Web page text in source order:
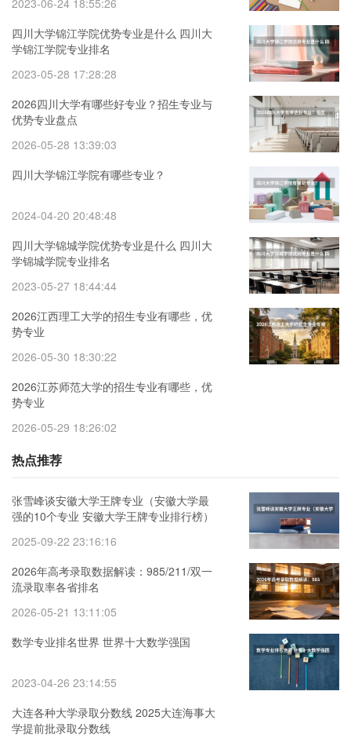
2023-06-24 18:55:26
四川大学锦江学院优势专业是什么 四川大
学锦江学院专业排名
2023-05-28 17:28:28
2026四川大学有哪些好专业？招生专业与
优势专业盘点
2026-05-28 13:39:03
四川大学锦江学院有哪些专业？
2024-04-20 20:48:48
四川大学锦城学院优势专业是什么 四川大
学锦城学院专业排名
2023-05-27 18:44:44
2026江西理工大学的招生专业有哪些，优
势专业
2026-05-30 18:30:22
2026江苏师范大学的招生专业有哪些，优
势专业
2026-05-29 18:26:02
热点推荐
张雪峰谈安徽大学王牌专业（安徽大学最
强的10个专业 安徽大学王牌专业排行榜）
2025-09-22 23:16:16
2026年高考录取数据解读：985/211/双一
流录取率各省排名
2026-05-21 13:11:05
数学专业排名世界 世界十大数学强国
2023-04-26 23:14:55
大连各种大学录取分数线 2025大连海事大
学提前批录取分数线